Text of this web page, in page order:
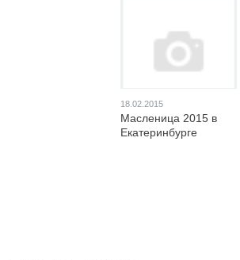
18.02.2015
Масленица 2015 в
Екатеринбурге